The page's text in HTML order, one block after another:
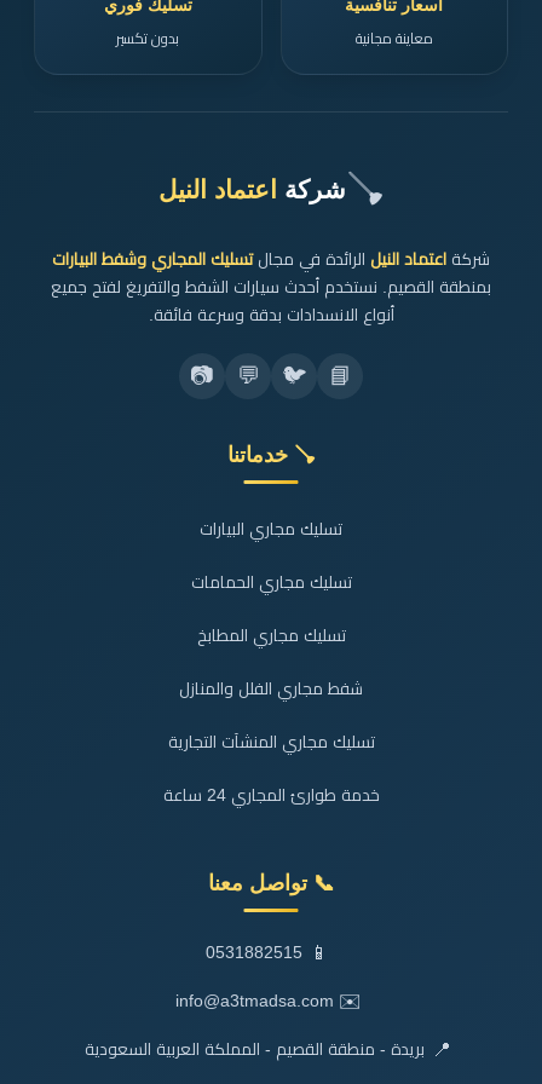
أسعار تنافسية
معاينة مجانية
تسليك فوري
بدون تكسير
🪠شركة اعتماد النيل
شركة اعتماد النيل الرائدة في مجالتسليك المجاري وشفط البيارات
بمنطقة القصيم. نستخدم أحدث سيارات الشفط والتفريغ لفتح جميع
أنواع الانسدادات بدقة وسرعة فائقة.
📘
🐦
💬
📷
🪠 خدماتنا
تسليك مجاري البيارات
تسليك مجاري الحمامات
تسليك مجاري المطابخ
شفط مجاري الفلل والمنازل
تسليك مجاري المنشآت التجارية
خدمة طوارئ المجاري 24 ساعة
📞 تواصل معنا
📱
0531882515
✉️
info@a3tmadsa.com
📍 بريدة - منطقة القصيم - المملكة العربية السعودية